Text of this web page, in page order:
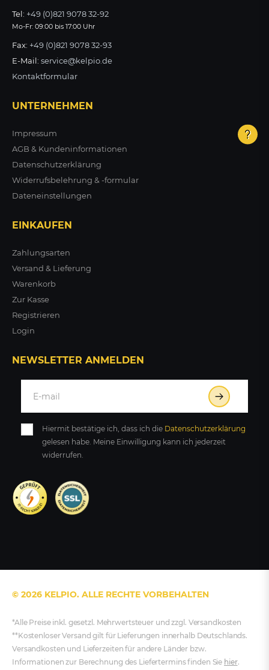
Tel: +49 (0)821 9078 32-92
Mo-Fr: 09:00 bis 17:00 Uhr
Fax: +49 (0)821 9078 32-93
E-Mail: service@kelpio.de
Kontaktformular
UNTERNEHMEN
Impressum
AGB & Kundeninformationen
Datenschutzerklärung
Widerrufsbelehrung & -formular
Dateneinstellungen
EINKAUFEN
Zahlungsarten
Versand & Lieferung
Warenkorb
Zur Kasse
Registrieren
Login
NEWSLETTER ANMELDEN
Hiermit bestätige ich, dass ich die Daten­schutz­erklärung
gelesen habe. Meine Einwilligung kann ich jederzeit
widerrufen.
© 2026 KELPIO. ALLE RECHTE VORBEHALTEN
*Alle Preise inkl. gesetzl. Mehrwertsteuer und zzgl. Versandkosten
**Kostenloser Versand gilt für Lieferungen innerhalb Deutschlands.
Versandkosten und Lieferzeiten für andere Länder bzw.
Informationen zur Berechnung des Liefertermins finden Sie hier.